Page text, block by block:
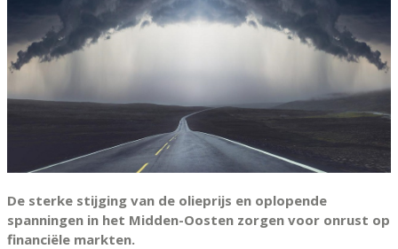
De sterke stijging van de olieprijs en oplopende
spanningen in het Midden-Oosten zorgen voor onrust op
financiële markten.